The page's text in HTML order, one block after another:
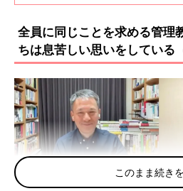
2022年に太一くん
平さんが太一くん
となどについて聞
全員に同じことを求める管理
ちは息苦しい思いをしている
このまま続き